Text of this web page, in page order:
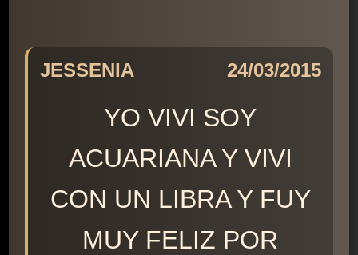
JESSENIA 24/03/2015
YO VIVI SOY
ACUARIANA Y VIVI
CON UN LIBRA Y FUY
MUY FELIZ POR